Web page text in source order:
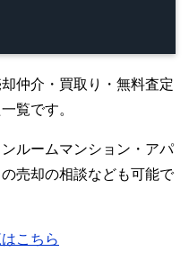
仲介・買取り・無料査定
覧です。
ルームマンション・アパ
売却の相談なども可能で
こちら